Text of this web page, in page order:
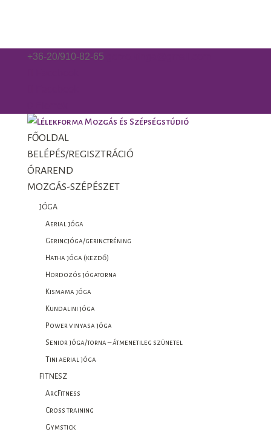
+36-20/910-82-65
FŐOLDAL
BELÉPÉS/REGISZTRÁCIÓ
ÓRAREND
MOZGÁS-SZÉPÉSZET
JÓGA
Aerial jóga
Gerincjóga/gerinctréning
Hatha jóga (kezdő)
Hordozós jógatorna
Kismama jóga
Kundalini jóga
Power vinyasa jóga
Senior jóga/torna – átmenetileg szünetel
Tini aerial jóga
FITNESZ
ArcFitness
Cross training
Gymstick